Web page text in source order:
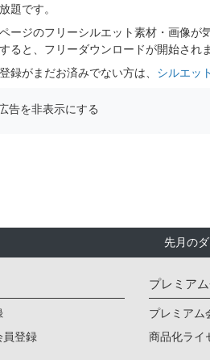
題です。
ージのフリーシルエット素材・画像が
ると、フリーダウンロードが開始されま
録がまだお済みでない方は、 シルエッ
告を非表示にする
先月の
員登録
プレミア
プレミアム
商品化ライ